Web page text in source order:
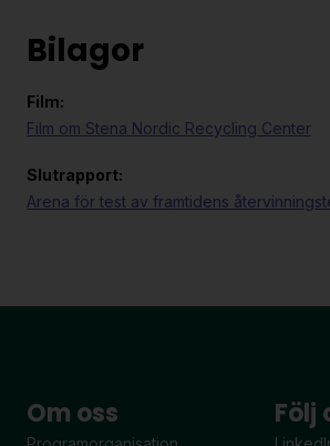
Bilagor
Film:
Film om Stena Nordic Recycling Center
Slutrapport:
Arena för test av framtidens
Om oss Följ